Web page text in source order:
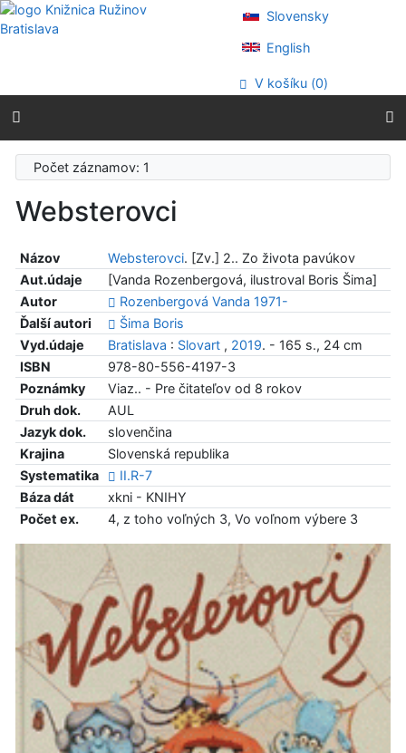
Prejsť na obsah
Prejsť na menu
Prehlásenie o webovej prístupnosti
Slovensky
English
V košíku (0)
Počet záznamov: 1
Websterovci
Názov Websterovci. [Zv.] 2.. Zo života pavúkov
Aut.údaje
[Vanda Rozenbergová, ilustroval Boris Šima]
Autor
Rozenbergová Vanda 1971-
Ďalší autori
Šima Boris
Vyd.údaje
Bratislava : Slovart, 2019. - 165 s., 24 cm
ISBN
978-80-556-4197-3
Poznámky
Viaz.. - Pre čitateľov od 8 rokov
Druh dok.
AUL
Jazyk dok.
slovenčina
Krajina
Slovenská republika
Systematika
II.R-7
Báza dát
xkni - KNIHY
Počet ex.
4, z toho voľných 3, Vo voľnom výbere 3